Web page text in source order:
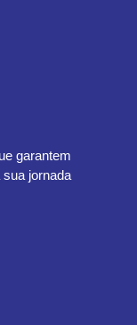
garantem
jornada